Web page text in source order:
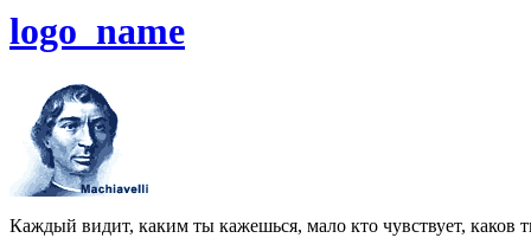
logo_name
Каждый видит, каким ты кажешься, мало кто чувствует, каков